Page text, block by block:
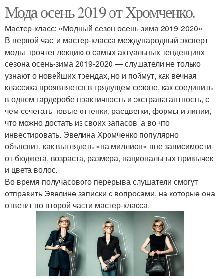
Мода осень 2019 от Хромченко.
Мастер-класс: «Модный сезон осень-зима 2019-2020»
В первой части мастер-класса международный эксперт
моды прочтет лекцию о самых актуальных тенденциях
сезона осень-зима 2019-2020 — слушатели не только
узнают о новейших трендах, но и поймут, как вечная
классика проявляется в грядущем сезоне, как соединить
в одном гардеробе практичность и экстравагантность, с
чем сочетать новые оттенки, расцветки, формы и линии,
что можно достать из своих запасов, а во что
инвестировать. Эвелина Хромченко популярно
объяснит, как выглядеть «на миллион» вне зависимости
от бюджета, возраста, размера, национальных привычек
и цвета волос.
Во время получасового перерыва слушатели смогут
отправить Эвелине записки с вопросами, на которые она
ответит во второй части мастер-класса.